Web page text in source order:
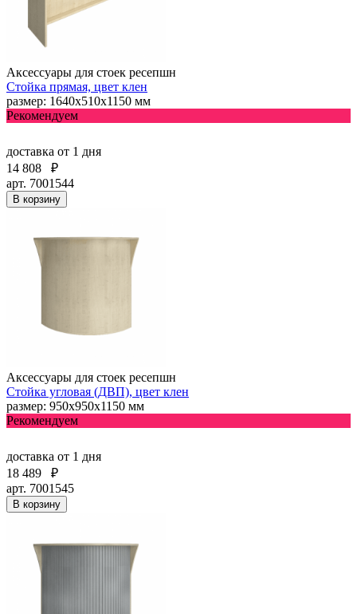
Аксессуары для стоек ресепшн
Стойка прямая, цвет клен
размер: 1640х510х1150 мм
Рекомендуем
доставка от 1 дня
14 808
₽
арт. 7001544
В корзину
Аксессуары для стоек ресепшн
Стойка угловая (ДВП), цвет клен
размер: 950х950х1150 мм
Рекомендуем
доставка от 1 дня
18 489
₽
арт. 7001545
В корзину